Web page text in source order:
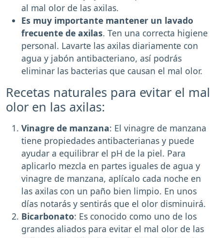
al mal olor de las axilas.
Es muy importante mantener un lavado
frecuente de axilas. Ten una correcta higiene
personal. Lavarte las axilas diariamente con
agua y jabón antibacteriano, así podrás
eliminar las bacterias que causan el mal olor.
Recetas naturales para evitar el mal
olor en las axilas:
Vinagre de manzana: El vinagre de manzana
tiene propiedades antibacterianas y puede
ayudar a equilibrar el pH de la piel. Para
aplicarlo mezcla en partes iguales de agua y
vinagre de manzana, aplícalo cada noche en
las axilas con un paño bien limpio. En unos
días notarás y sentirás que el olor disminuirá.
Bicarbonato: Es conocido como uno de los
grandes aliados para evitar el mal olor de las